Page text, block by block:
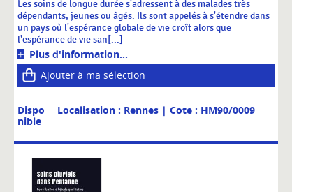
Les soins de longue durée s'adressent à des malades très
dépendants, jeunes ou âgés. Ils sont appelés à s'étendre dans
un pays où l'espérance globale de vie croît alors que
l'espérance de vie san[...]
Plus d'information...
Ajouter à ma sélection
Dispo
nible
Localisation : Rennes | Cote : HM90/0009